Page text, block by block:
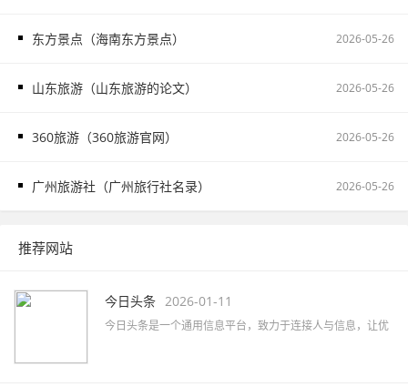
东方景点（海南东方景点） 2026-05-26
山东旅游（山东旅游的论文） 2026-05-26
360旅游（360旅游官网） 2026-05-26
广州旅游社（广州旅行社名录） 2026-05-26
推荐网站
今日头条 2026-01-11
今日头条是一个通用信息平台，致力于连接人与信息，让优